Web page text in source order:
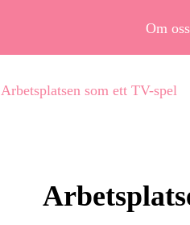
Om oss
Arbetsplatsen som ett TV-spel